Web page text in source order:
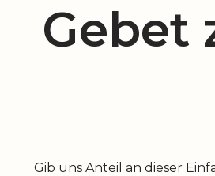
Gebet
Gib uns Anteil an dieser